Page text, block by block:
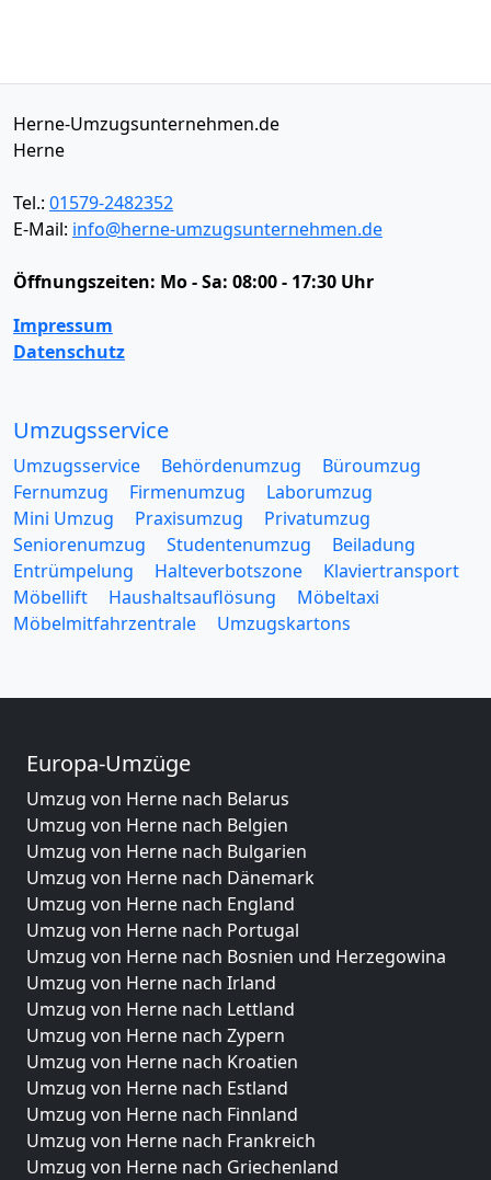
Herne-Umzugsunternehmen.de
Herne
Tel.: 01579-2482352
E-Mail: info@herne-umzugsunternehmen.de
Öffnungszeiten: Mo - Sa: 08:00 - 17:30 Uhr
Impressum
Datenschutz
Umzugsservice
Umzugsservice Behördenumzug
Büroumzug
Fernumzug
Firmenumzug
Laborumzug
Mini Umzug
Praxisumzug
Privatumzug
Seniorenumzug
Studentenumzug
Beiladung
Entrümpelung
Halteverbotszone
Klaviertransport
Möbellift
Haushaltsauflösung
Möbeltaxi
Möbelmitfahrzentrale
Umzugskartons
Europa-Umzüge
Umzug von Herne nach Belarus
Umzug von Herne nach Belgien
Umzug von Herne nach Bulgarien
Umzug von Herne nach Dänemark
Umzug von Herne nach England
Umzug von Herne nach Portugal
Umzug von Herne nach Bosnien und Herzegowina
Umzug von Herne nach Irland
Umzug von Herne nach Lettland
Umzug von Herne nach Zypern
Umzug von Herne nach Kroatien
Umzug von Herne nach Estland
Umzug von Herne nach Finnland
Umzug von Herne nach Frankreich
Umzug von Herne nach Griechenland